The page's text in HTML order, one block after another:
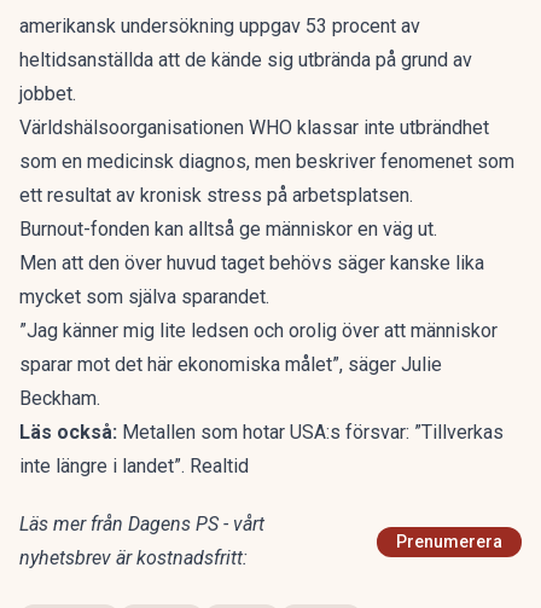
amerikansk undersökning uppgav 53 procent av
heltidsanställda att de kände sig utbrända på grund av
jobbet.
Världshälsoorganisationen WHO klassar inte utbrändhet
som en medicinsk diagnos, men beskriver fenomenet som
ett resultat av kronisk stress på arbetsplatsen.
Burnout-fonden kan alltså ge människor en väg ut.
Men att den över huvud taget behövs säger kanske lika
mycket som själva sparandet.
”Jag känner mig lite ledsen och orolig över att människor
sparar mot det här ekonomiska målet”, säger Julie
Beckham.
Läs också: Metallen som hotar USA:s försvar: ”Tillverkas
inte längre i landet”. Realtid
Läs mer från Dagens PS - vårt
nyhetsbrev är kostnadsfritt:
Prenumerera